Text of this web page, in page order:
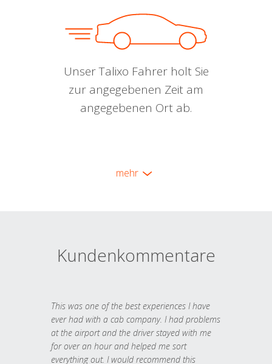
Unser Talixo Fahrer holt Sie
zur angegebenen Zeit am
angegebenen Ort ab.
mehr
Kundenkommentare
This was one of the best experiences I have
ever had with a cab company. I had problems
at the airport and the driver stayed with me
for over an hour and helped me sort
everything out. I would recommend this